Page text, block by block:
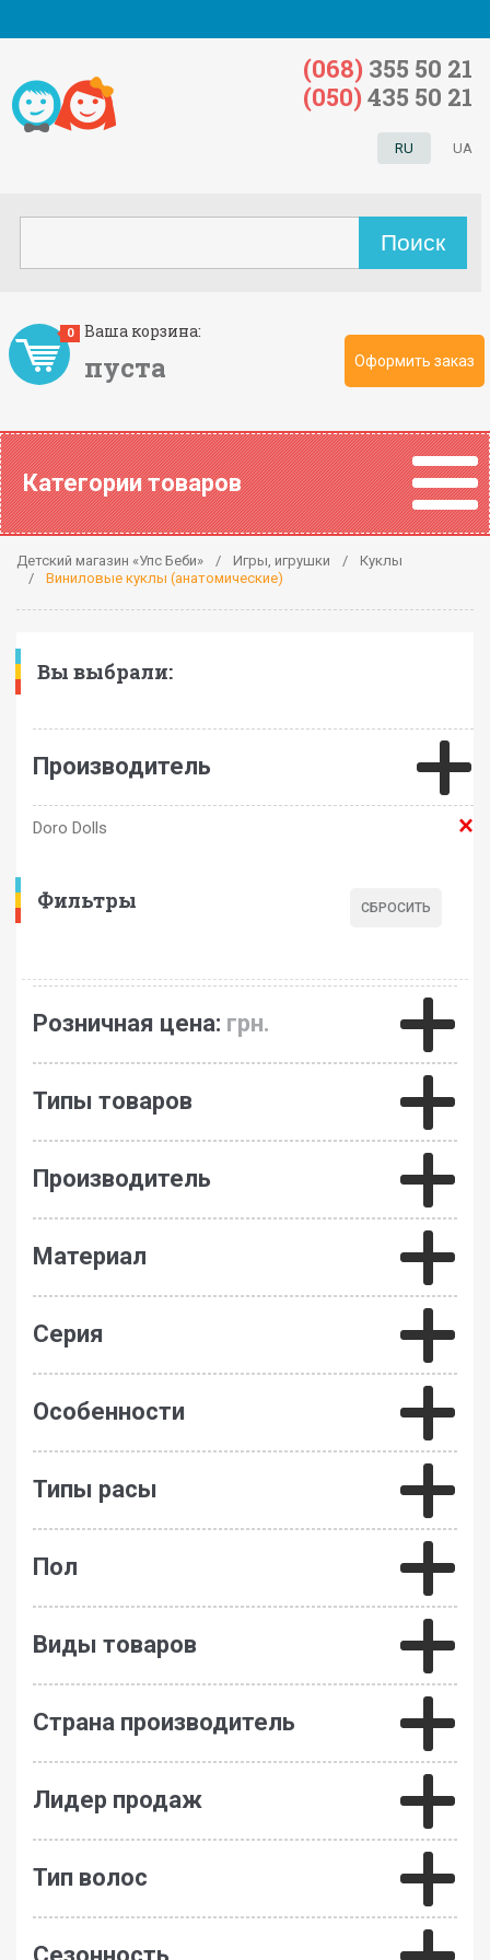
Ваша корзина:
пуста
0
Оформить заказ
RU UA
(068) 355 50 21
(050) 435 50 21
Категории товаров
Детский магазин «Упс Беби» Игры, игрушки
Куклы
Виниловые куклы (анатомические)
Вы выбрали:
Производитель
Doro Dolls
Фильтры
Розничная цена: грн.
Типы товаров
Производитель
Материал
Серия
Особенности
Типы расы
Пол
Виды товаров
Страна производитель
Лидер продаж
Тип волос